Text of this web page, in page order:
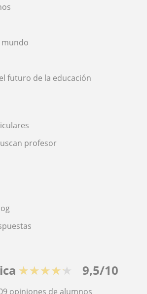
mundo
futuro de la educación
profesor
★★★★★ 9,5/10
opiniones de alumnos